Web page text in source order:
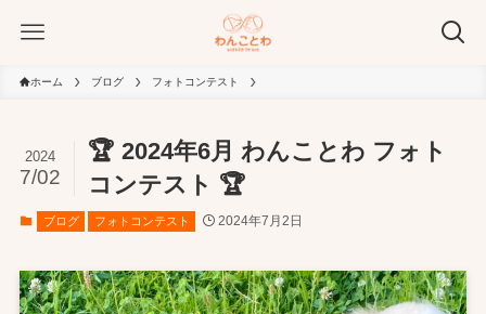
ホーム ブログ フォトコンテスト
🏆 2024年6月 わんことわ フォト
コンテスト 🏆
2024
7/02
ブログ フォトコンテスト 2024年7月2日